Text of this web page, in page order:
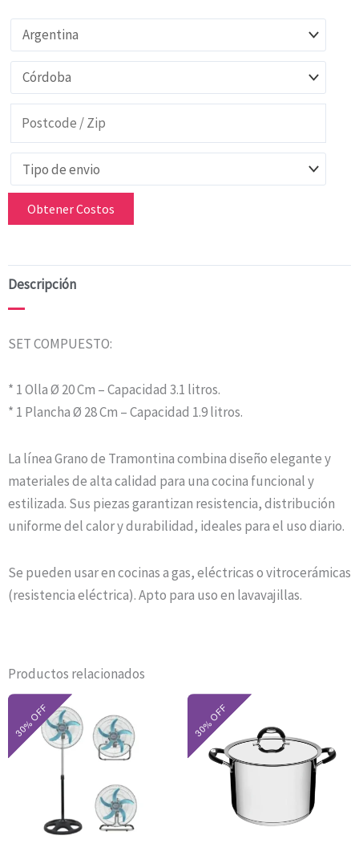
Obtener Costos
Descripción
SET COMPUESTO:
* 1 Olla Ø 20 Cm – Capacidad 3.1 litros.
* 1 Plancha Ø 28 Cm – Capacidad 1.9 litros.
La línea Grano de Tramontina combina diseño elegante y
materiales de alta calidad para una cocina funcional y
estilizada. Sus piezas garantizan resistencia, distribución
uniforme del calor y durabilidad, ideales para el uso diario.
Se pueden usar en cocinas a gas, eléctricas o vitrocerámicas
(resistencia eléctrica). Apto para uso en lavavajillas.
Productos relacionados
precio
original
era:
precio
actual
es:
$62.930.
El
original
era:
$116.300.
actual
es:
$76.790.